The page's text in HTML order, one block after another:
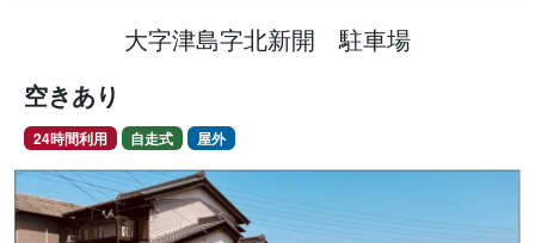
大字津島字北新開 駐車場
空きあり
24時間利用 自走式 屋外